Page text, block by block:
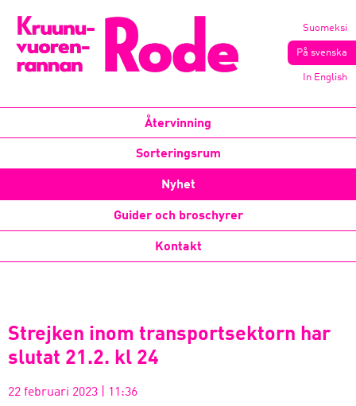
Suomeksi
På svenska
In English
Återvinning
Sorteringsrum
Nyhet
Guider och broschyrer
Kontakt
Strejken inom transportsektorn har
slutat 21.2. kl 24
22 februari 2023 11:36